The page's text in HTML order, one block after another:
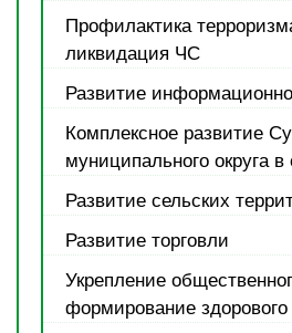
Профилактика
ликвидация ЧС
Развитие
Комплексное развитие
муниципального округа
Развитие сельских
Развитие торговли
Укрепление
формирование